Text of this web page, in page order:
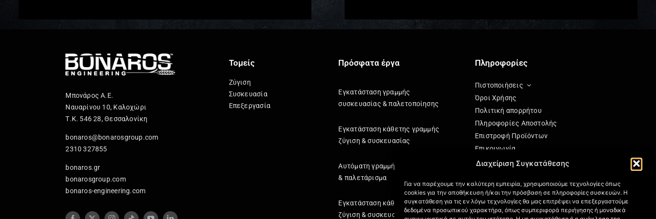
Διαχείριση Συγκατάθεσης
Για να παρέχουμε την καλύτερη εμπειρία, χρησιμοποιούμε τεχνολογίες όπως
cookies για την αποθήκευση ή/και την πρόσβαση σε πληροφορίες συσκευών. Η
συγκατάθεση για τις εν λόγω τεχνολογίες θα μας επιτρέψει να επεξεργαστούμε
δεδομένα προσωπικού χαρακτήρα, όπως συμπεριφορά περιήγησης ή μοναδικά
Μπονάρος Α.Ε.
Ναυαρίνου 10, Καλοχώρι
Τ.Κ. 546 28, Θεσσαλονίκη
bonaros@bonarosgroup.com
2310 327855
bonaros.gr
bonarosgroup.com
bonaros-engineering.com
Τομείς
Ζύγιση
Συσκευασία
Επεξεργασία
Πρόσφατα έργα
Εγκατάσταση γραμμής
συσκευασίας & παλετοποίησης
Εγκατάσταση κάθετης γραμμής
ζύγιση & συσκευασίας
Αυτόματη γραμμή κιβωτιοποίησης
& παλετάρισμα
Εγκατάσταση κάθετης γραμμής
ζύγιση & συσκευασίας
Πληροφορίες
Πιστοποιήσεις
Όροι Χρήσης
Πολιτική απορρήτου
Πληροφορίες Αποστολής
Επιστροφή Προϊόντων
Επικοινωνία
Πολιτική Cookies (ΕΕ)